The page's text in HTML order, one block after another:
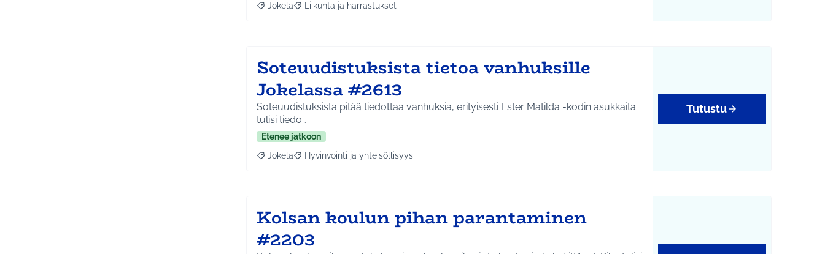
Rajaa tulokset aihepiirin mukaan: Jokela
Jokela Rajaa tulokset teeman mukaan: Liikunta ja harrastukset
Liikunta ja harrastukset
Soteuudistuksista tietoa vanhuksille
Jokelassa #2613
Soteuudistuksista pitää tiedottaa vanhuksia, erityisesti Ester Matilda -kodin asukkaita
tulisi tiedo…
Etenee jatkoon
Rajaa tulokset aihepiirin mukaan: Jokela
Jokela Rajaa tulokset teeman mukaan: Hyvinvointi ja yhteisöllisyys
Hyvinvointi ja yhteisöllisyys
Tutustu
Kolsan koulun pihan parantaminen
#2203